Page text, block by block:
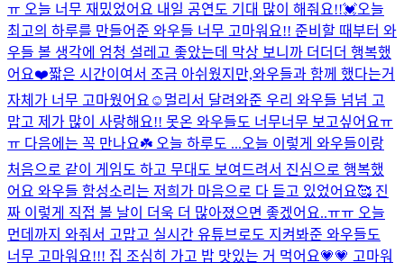
ㅠ 오늘 너무 재밌었어요 내일 공연도 기대 많이 해줘요!!💓오늘
최고의 하루를 만들어준 와우들 너무 고마워요!! 준비할 때부터 와
우들 볼 생각에 엄청 설레고 좋았는데 막상 보니까 더더더 행복했
어요❤️짧은 시간이여서 조금 아쉬웠지만,와우들과 함께 했다는거
자체가 너무 고마웠어요☺️멀리서 달려와준 우리 와우들 넘넘 고
맙고 제가 많이 사랑해요!! 못온 와우들도 너무너무 보고싶어요ㅠ
ㅠ 다음에는 꼭 만나요☘️ 오늘 하루도 ...오늘 이렇게 와우들이랑
처음으로 같이 게임도 하고 무대도 보여드려서 진심으로 행복했
어요 와우들 함성소리는 저희가 마음으로 다 듣고 있었어요🥰 진
짜 이렇게 직접 볼 날이 더욱 더 많아졌으면 좋겠어요..ㅠㅠ 오늘
먼데까지 와줘서 고맙고 실시간 유튜브로도 지켜봐준 와우들도
너무 고마워요!!! 집 조심히 가고 밥 맛있는 거 먹어요💗💗 고마워